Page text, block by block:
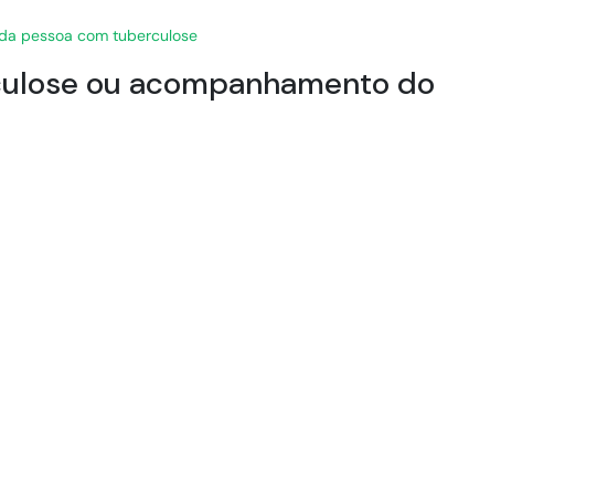
pessoa com tuberculose
ou acompanhamento do